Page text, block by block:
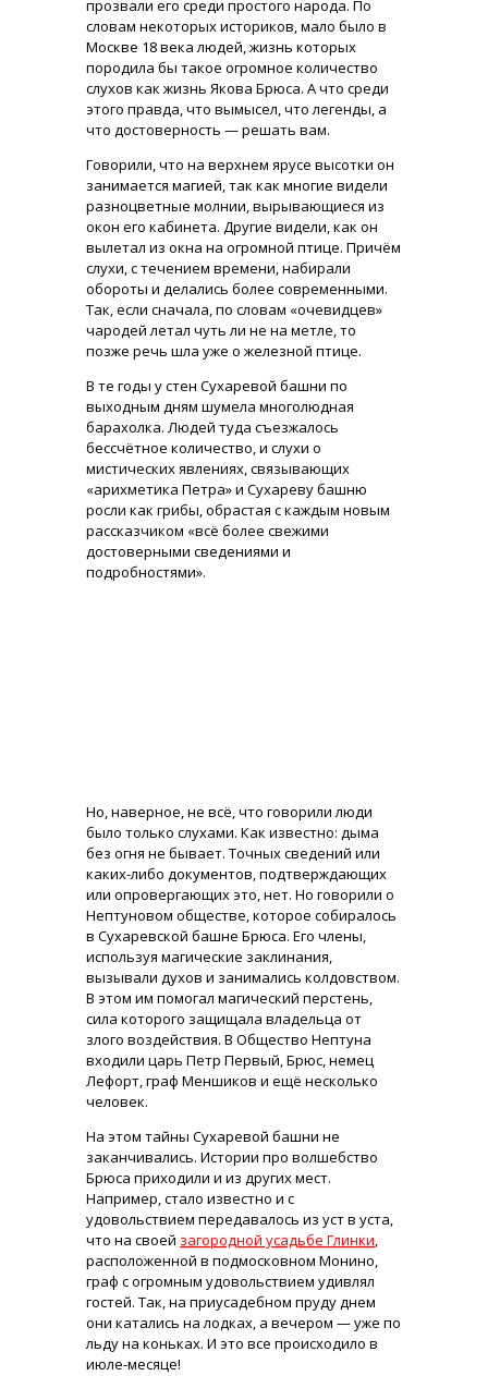
прозвали его среди простого народа. По
словам некоторых историков, мало было в
Москве 18 века людей, жизнь которых
породила бы такое огромное количество
слухов как жизнь Якова Брюса. А что среди
этого правда, что вымысел, что легенды, а
что достоверность — решать вам.
Говорили, что на верхнем ярусе высотки он
занимается магией, так как многие видели
разноцветные молнии, вырывающиеся из
окон его кабинета. Другие видели, как он
вылетал из окна на огромной птице. Причём
слухи, с течением времени, набирали
обороты и делались более современными.
Так, если сначала, по словам «очевидцев»
чародей летал чуть ли не на метле, то
позже речь шла уже о железной птице.
В те годы у стен Сухаревой башни по
выходным дням шумела многолюдная
барахолка. Людей туда съезжалось
бессчётное количество, и слухи о
мистических явлениях, связывающих
«арихметика Петра» и Сухареву башню
росли как грибы, обрастая с каждым новым
рассказчиком «всё более свежими
достоверными сведениями и
подробностями».
Но, наверное, не всё, что говорили люди
было только слухами. Как известно: дыма
без огня не бывает. Точных сведений или
каких-либо документов, подтверждающих
или опровергающих это, нет. Но говорили о
Нептуновом обществе, которое собиралось
в Сухаревской башне Брюса. Его члены,
используя магические заклинания,
вызывали духов и занимались колдовством.
В этом им помогал магический перстень,
сила которого защищала владельца от
злого воздействия. В Общество Нептуна
входили царь Петр Первый, Брюс, немец
Лефорт, граф Меншиков и ещё несколько
человек.
На этом тайны Сухаревой башни не
заканчивались. Истории про волшебство
Брюса приходили и из других мест.
Например, стало известно и с
удовольствием передавалось из уст в уста,
что на своей загородной усадьбе Глинки,
расположенной в подмосковном Монино,
граф с огромным удовольствием удивлял
гостей. Так, на приусадебном пруду днем
они катались на лодках, а вечером — уже по
льду на коньках. И это все происходило в
июле-месяце!